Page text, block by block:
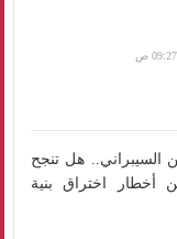
السيبراني.. هل تنجح
أخطار اختراق بنية